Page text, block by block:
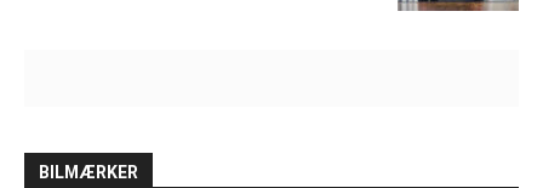
BILMÆRKER